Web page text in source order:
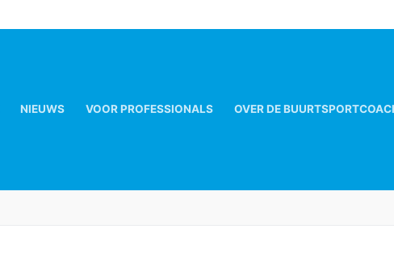
NIEUWS VOOR PROFESSIONALS OVER DE